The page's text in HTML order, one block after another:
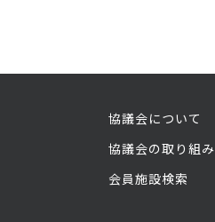
協議会について
協議会の取り組み
会員施設検索